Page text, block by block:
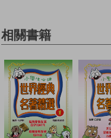
相關書籍